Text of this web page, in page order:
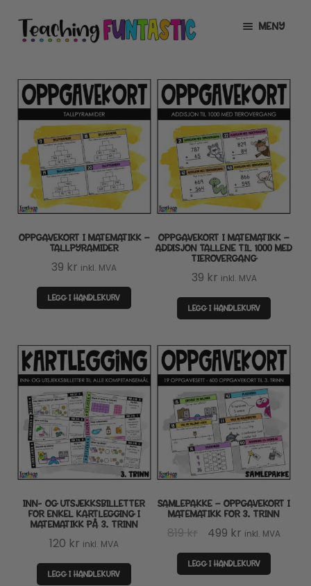
Hopp
til
Hopp
til
MENY
UNDERMENY
MIN KONTO
GRATIS
UTVID
UNDERMENY
BUTIKK
UTVID
UNDERMENY
LISENSER
UTVID
TIPSHJØRNET
OPPGAVEKORT I MATEMATIKK –
TALLPYRAMIDER
39 kr inkl. MVA
LEGG I HANDLEKURV
OPPGAVEKORT I MATEMATIKK –
ADDISJON TALLENE TIL 1000 MED
TIEROVERGANG
39 kr inkl. MVA
LEGG I HANDLEKURV
INN- OG UTSJEKKSBILLETTER
FOR ENKEL KARTLEGGING I
MATEMATIKK PÅ 3. TRINN
120 kr inkl. MVA
LEGG I HANDLEKURV
SAMLEPAKKE – OPPGAVEKORT I
MATEMATIKK FOR 3. TRINN
819kr
Opprinnelig
pris
var:
499 kr Nåværende
pris
er:
inkl. MVA
LEGG I HANDLEKURV